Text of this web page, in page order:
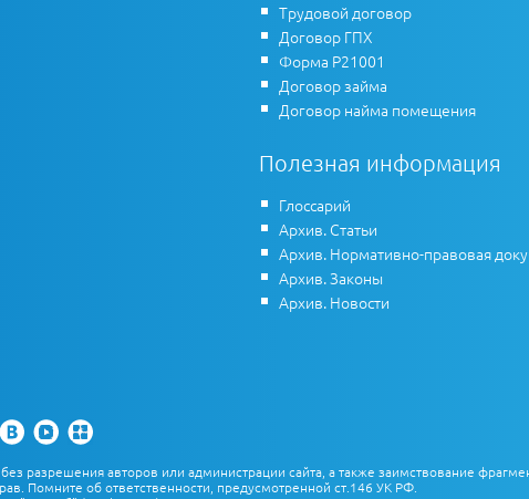
Трудовой договор
Договор ГПХ
Форма Р21001
Договор займа
Договор найма помещения
Полезная информация
Глоссарий
Архив. Статьи
Архив. Нормативно-правовая
Архив. Законы
Архив. Новости
разрешения авторов или администрации сайта, а также заимствование
Помните об ответственности, предусмотренной ст.146 УК РФ.